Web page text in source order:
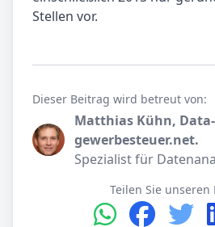
Stellen vor.
Dieser Beitrag wird betreut von:
Matthias Kühn,
gewerbesteuer.net.
Spezialist für
Teilen Sie unseren